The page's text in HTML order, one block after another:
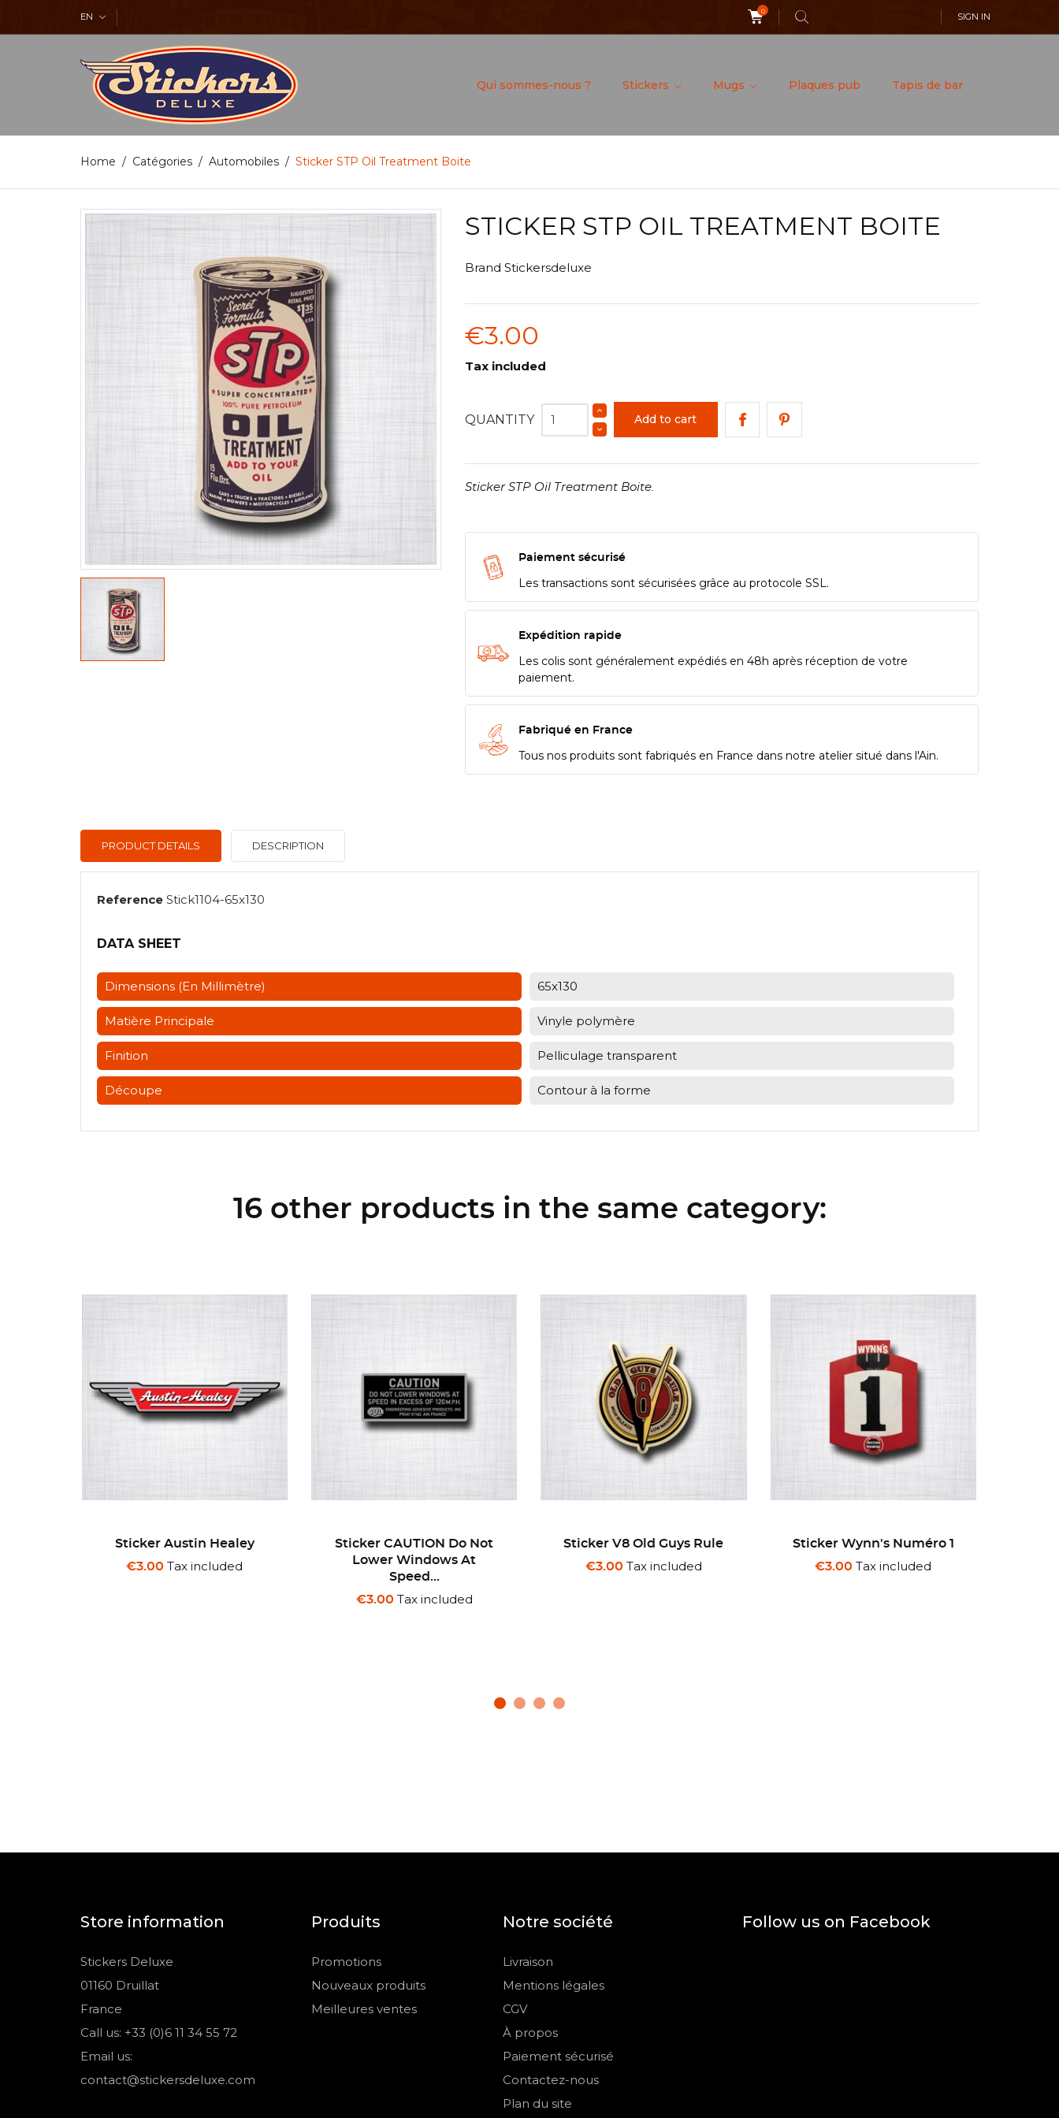
EN 0 SIGN IN
Qui sommes-nous ? Stickers Mugs Plaques pub Tapis de bar
Home Catégories Automobiles Sticker STP Oil Treatment Boite
STICKER STP OIL TREATMENT BOITE
Brand Stickersdeluxe
€3.00
Tax included
QUANTITY Add to cart
Sticker STP Oil Treatment Boite.
Paiement sécurisé
Les transactions sont sécurisées grâce au protocole SSL.
Expédition rapide
Les colis sont généralement expédiés en 48h après réception de votre
paiement.
Fabriqué en France
Tous nos produits sont fabriqués en France dans notre atelier situé dans l'Ain.
PRODUCT DETAILS DESCRIPTION
Reference Stick1104-65x130
DATA SHEET
Dimensions (en Millimètre) 65x130
Matière Principale Vinyle polymère
Finition Pelliculage transparent
Découpe Contour à la forme
16 other products in the same category:
Sticker CAUTION Do Not
Lower Windows At
Sticker V8 Old Guys Rule
€3.00
Tax included
Sticker Wynn's Numéro 1
€3.00 Tax included
Sticker Hydroshift
€3.00 Tax included
Store information
Stickers Deluxe
01160 Druillat
France
Call us: +33 (0)6 11 34 55 72
Email us:
contact@stickersdeluxe.com
Produits
Promotions
Nouveaux produits
Meilleures ventes
Notre société
Livraison
Mentions légales
CGV
À propos
Paiement sécurisé
Contactez-nous
Plan du site
Follow us on Facebook